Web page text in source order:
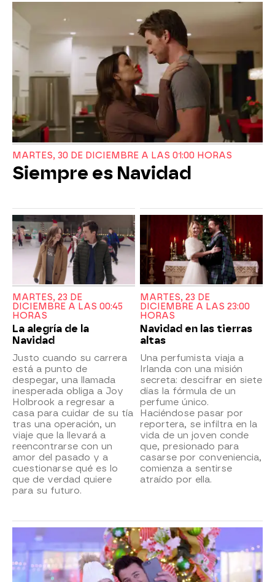
MARTES, 30 DE DICIEMBRE A LAS 01:00 HORAS
Siempre es Navidad
MARTES, 23 DE
DICIEMBRE A LAS 00:45
HORAS
La alegría de la
Navidad
Justo cuando su carrera
está a punto de
despegar, una llamada
inesperada obliga a Joy
Holbrook a regresar a
casa para cuidar de su tía
tras una operación, un
viaje que la llevará a
reencontrarse con un
amor del pasado y a
cuestionarse qué es lo
que de verdad quiere
para su futuro.
MARTES, 23 DE
DICIEMBRE A LAS 23:00
HORAS
Navidad en las tierras
altas
Una perfumista viaja a
Irlanda con una misión
secreta: descifrar en siete
días la fórmula de un
perfume único.
Haciéndose pasar por
reportera, se infiltra en la
vida de un joven conde
que, presionado para
casarse por conveniencia,
comienza a sentirse
atraído por ella.